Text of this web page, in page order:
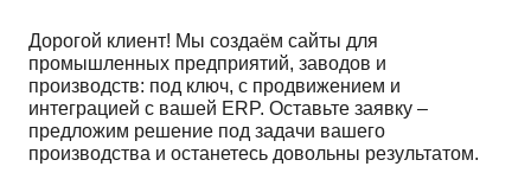
Дорогой клиент! Мы создаём сайты для
промышленных предприятий, заводов и
производств: под ключ, с продвижением и
интеграцией с вашей ERP. Оставьте заявку –
предложим решение под задачи вашего
производства и останетесь довольны результатом.